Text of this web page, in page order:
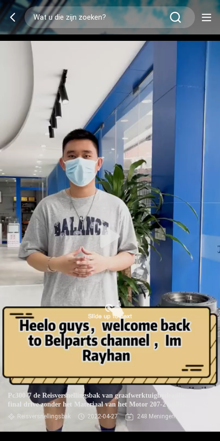
Pc300-7 de Reisversnellingsbak van graafwerktuighydraulic
final drive zonder het Materiaal van het Motor 207-27-00410
StaalReisversnellingsbak 2022-04-27 248 Meningen